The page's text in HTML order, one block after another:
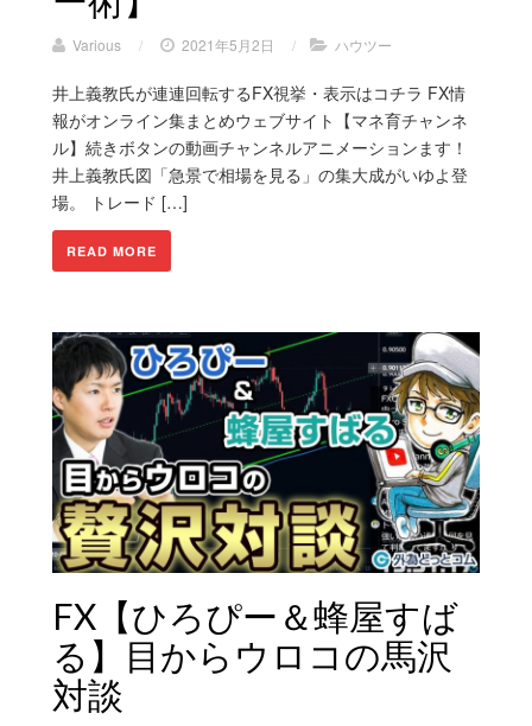
Various / 2021年5月2日 / ハウツー
井上義教氏が連連回転するFX視挙・表示はコチラ FX情
報がオンライン集まとめウェブサイト【マネ育チャンネ
ル】続きボタンの動画チャンネルアニメーションます！
井上義教氏図「急景で相場を見る」の集大成がいゆよ登
場。 トレード […]
READ MORE
FX【ひろぴー＆蜂屋すば
る】目からウロコの馬沢
対談